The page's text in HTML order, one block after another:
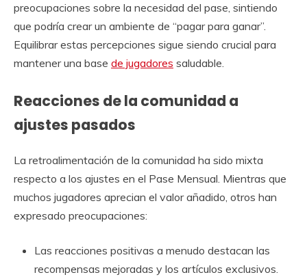
preocupaciones sobre la necesidad del pase, sintiendo
que podría crear un ambiente de “pagar para ganar”.
Equilibrar estas percepciones sigue siendo crucial para
mantener una base de jugadores saludable.
Reacciones de la comunidad a
ajustes pasados
La retroalimentación de la comunidad ha sido mixta
respecto a los ajustes en el Pase Mensual. Mientras que
muchos jugadores aprecian el valor añadido, otros han
expresado preocupaciones:
Las reacciones positivas a menudo destacan las
recompensas mejoradas y los artículos exclusivos.